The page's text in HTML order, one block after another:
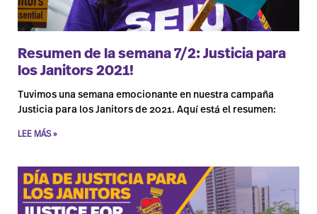
Resumen de la semana 7/2: Justicia para
los Janitors 2021!
Tuvimos una semana emocionante en nuestra campaña
Justicia para los Janitors de 2021. Aquí está el resumen:
LEE MÁS »